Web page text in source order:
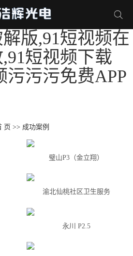
版,91短视频在
短视频下载
污污污免费APP
页 >> 成功案例
璧山P3（金立翔）
渝北仙桃社区卫生服务
永川 P2.5